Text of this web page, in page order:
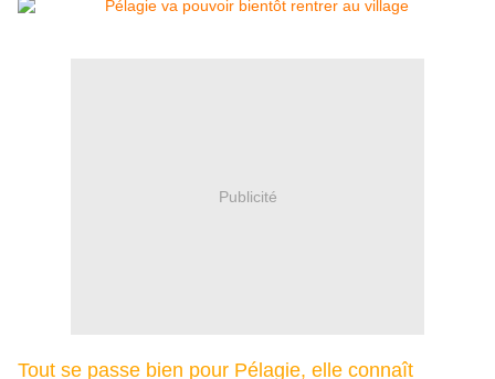
Publicité
Tout se passe bien pour Pélagie, elle connaît